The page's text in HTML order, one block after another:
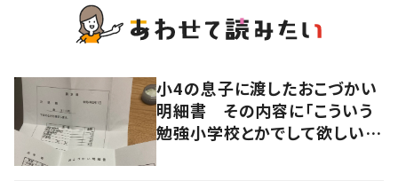
小4の息子に渡したおこづかい
明細書 その内容に「こういう
勉強小学校とかでして欲しい」